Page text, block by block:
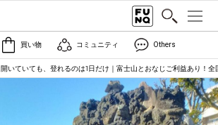
買い物 コミュニティ Others
いていても、登れるのは1日だけ｜富士山とおなじご利益あり！